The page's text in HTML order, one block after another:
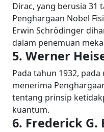
Dirac, yang berusia 31
Penghargaan Nobel
Erwin Schrödinger
dalam penemuan
5. Werner
Pada tahun 1932,
menerima
tentang prinsip
kuantum.
6. Frederick G.